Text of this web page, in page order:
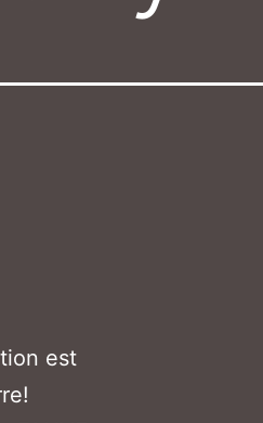
est